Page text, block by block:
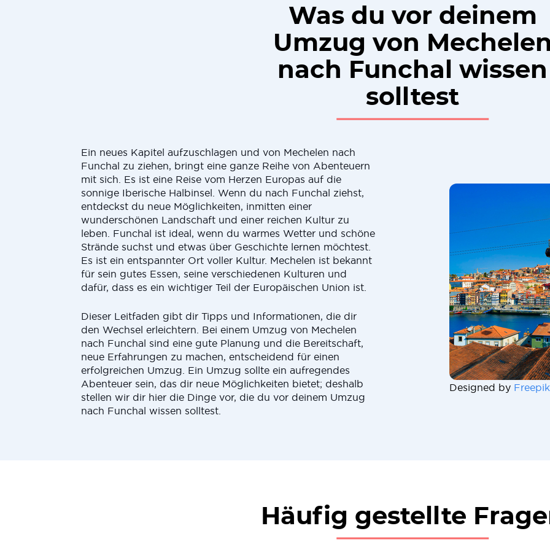
Was du vor deinem
Umzug von
nach Funchal wissen
solltest
Ein neues Kapitel aufzuschlagen und von Mechelen nach
Funchal zu ziehen, bringt eine ganze Reihe von Abenteuern
mit sich. Es ist eine Reise vom Herzen Europas auf die
sonnige Iberische Halbinsel. Wenn du nach Funchal ziehst,
entdeckst du neue Möglichkeiten, inmitten einer
wunderschönen Landschaft und einer reichen Kultur zu
leben. Funchal ist ideal, wenn du warmes Wetter und schöne
Strände suchst und etwas über Geschichte lernen möchtest.
Es ist ein entspannter Ort voller Kultur. Mechelen ist bekannt
für sein gutes Essen, seine verschiedenen Kulturen und
dafür, dass es ein wichtiger Teil der Europäischen Union ist.
Dieser Leitfaden gibt dir Tipps und Informationen, die dir
den Wechsel erleichtern. Bei einem Umzug von Mechelen
nach Funchal sind eine gute Planung und die Bereitschaft,
neue Erfahrungen zu machen, entscheidend für einen
erfolgreichen Umzug. Ein Umzug sollte ein aufregendes
Abenteuer sein, das dir neue Möglichkeiten bietet; deshalb
stellen wir dir hier die Dinge vor, die du vor deinem Umzug
nach Funchal wissen solltest.
Designed by Freepik
Häufig gestellte